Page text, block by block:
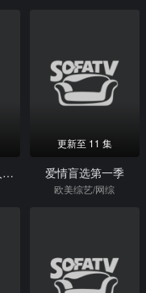
时尚CEO的破格人生第二季
更新至 11 集
爱情盲选第一季
欧美综艺/网综